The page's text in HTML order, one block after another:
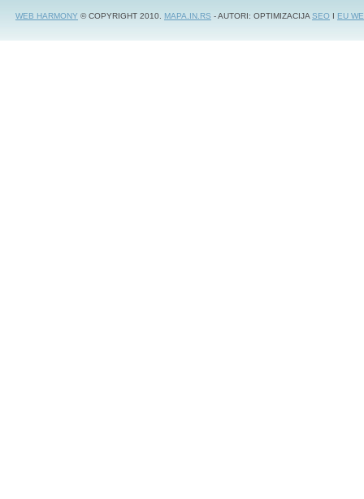
WEB HARMONY © COPYRIGHT 2010. MAPA.IN.RS - AUTORI: OPTIMIZACIJA SEO I EU